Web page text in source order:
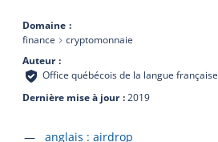
Domaine
finance
cryptomonnaie
Auteur
Office québécois de la langue française
Dernière mise à jour 2019
Accéder à la fiche en
anglais : airdrop